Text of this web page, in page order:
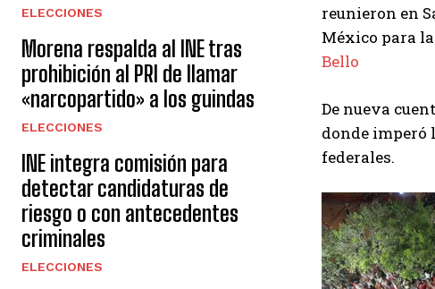
ELECCIONES
Morena respalda al INE tras
prohibición al PRI de llamar
«narcopartido» a los guindas
ELECCIONES
INE integra comisión para
detectar candidaturas de
riesgo o con antecedentes
criminales
ELECCIONES
reunieron en
México para la
Bello
De nueva
donde imperó
federales.